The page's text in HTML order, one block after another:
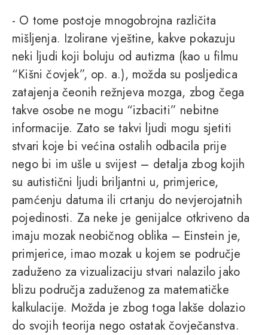
- O tome postoje mnogobrojna različita
mišljenja. Izolirane vještine, kakve pokazuju
neki ljudi koji boluju od autizma (kao u filmu
“Kišni čovjek”, op. a.), možda su posljedica
zatajenja čeonih režnjeva mozga, zbog čega
takve osobe ne mogu “izbaciti” nebitne
informacije. Zato se takvi ljudi mogu sjetiti
stvari koje bi većina ostalih odbacila prije
nego bi im ušle u svijest – detalja zbog kojih
su autistični ljudi briljantni u, primjerice,
pamćenju datuma ili crtanju do nevjerojatnih
pojedinosti. Za neke je genijalce otkriveno da
imaju mozak neobičnog oblika – Einstein je,
primjerice, imao mozak u kojem se područje
zaduženo za vizualizaciju stvari nalazilo jako
blizu područja zaduženog za matematičke
kalkulacije. Možda je zbog toga lakše dolazio
do svojih teorija nego ostatak čovječanstva.